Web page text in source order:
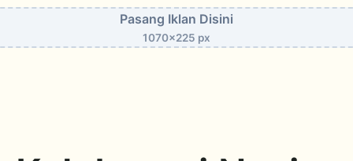
Pasang Iklan Disini
1070x225 px